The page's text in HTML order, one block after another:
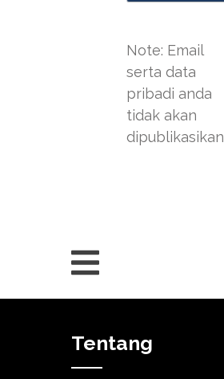
Note: Email
serta data
pribadi anda
tidak akan
dipublikasikan
Tentang